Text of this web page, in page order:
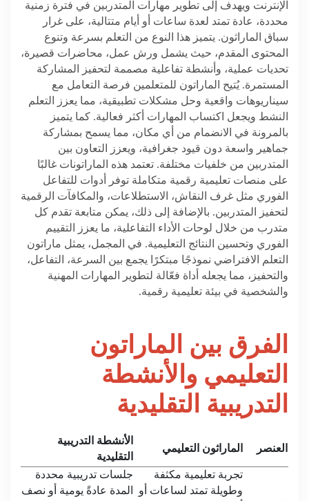
الإنترنت ويهدف إلى تطوير مهارات المتدربين في فترة زمنية
محددة، عادة تمتد لعدة ساعات أو أيام متتالية، على غرار
سباق الماراثون. يتميز هذا النوع من التعلم بسرعة وتنوع
المحتوى المقدم، حيث يشمل ورش عمل، محاضرات قصيرة،
تحديات عملية، وأنشطة تفاعلية مصممة لتحفيز المشاركة
المستمرة. يُتيح الماراتون للمتعلمين فرصة التعامل مع
سيناريوهات واقعية وحل مشكلات تطبيقية، مما يعزز التعلم
النشط ويجعل اكتساب المهارات أكثر فعالية. كما يتميز
بالمرونة في الانضمام من أي مكان، مما يسمح بمشاركة
جماهير واسعة دون قيود جغرافية، ويعزز التعاون بين
المتدربين من خلفيات مختلفة. تعتمد هذه الماراتونات غالبًا
على منصات تعليمية رقمية متكاملة توفر أدوات للتفاعل
الفوري مثل غرف النقاش، الاستطلاعات، والمكافآت الرقمية
لتحفيز المتدربين. بالإضافة إلى ذلك، يمكن متابعة تقدم كل
متدرب من خلال لوحات الأداء التفاعلية، ما يعزز التقييم
الفوري وتحسين النتائج التعليمية. في المجمل، يمثل ماراتون
التعلم الافتراضي نموذجًا مبتكرًا يجمع بين السرعة، التفاعل،
والتحفيز، مما يجعله أداة فعّالة لتطوير المهارات المهنية
والشخصية في بيئة تعليمية رقمية.
الفرق بين الماراتون
التعليمي والأنشطة
التدريبية التقليدية
العنصر الماراثون التعليمي
الأنشطة التدريبية
التقليدية
تجربة تعليمية مكثفة
وطويلة تمتد لساعات أو
جلسات تدريبية محددة
المدة عادةً يومية أو نصف